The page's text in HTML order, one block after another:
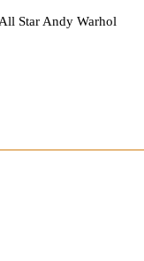
Star Andy Warhol